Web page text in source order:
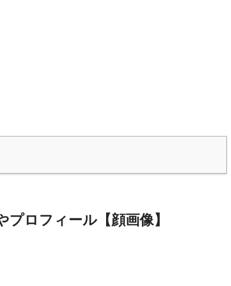
ロフィール【顔画像】